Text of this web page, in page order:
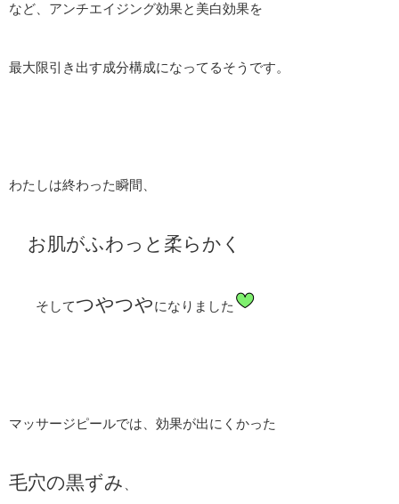
など、アンチエイジング効果と美白効果を
最大限引き出す成分構成になってるそうです。
わたしは終わった瞬間、
お肌がふわっと柔らかく
そしてつやつやになりました
マッサージピールでは、効果が出にくかった
毛穴の黒ずみ